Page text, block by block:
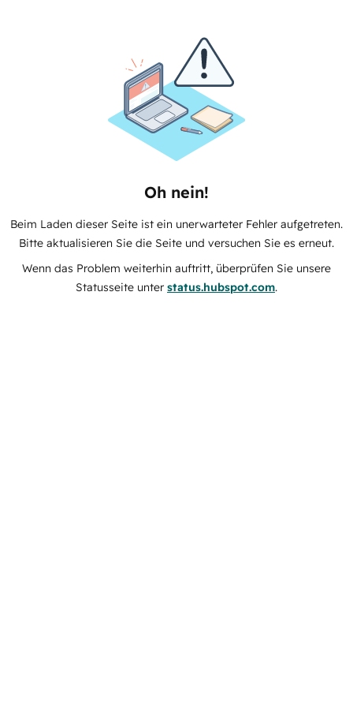
Oh nein!
Beim Laden dieser Seite ist ein unerwarteter Fehler aufgetreten.
Bitte aktualisieren Sie die Seite und versuchen Sie es erneut.
Wenn das Problem weiterhin auftritt, überprüfen Sie unsere
Statusseite unter status.hubspot.com.